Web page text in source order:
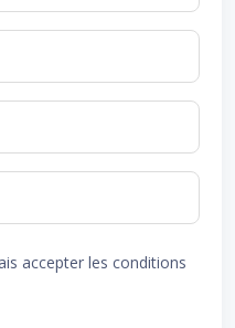
accepter les conditions